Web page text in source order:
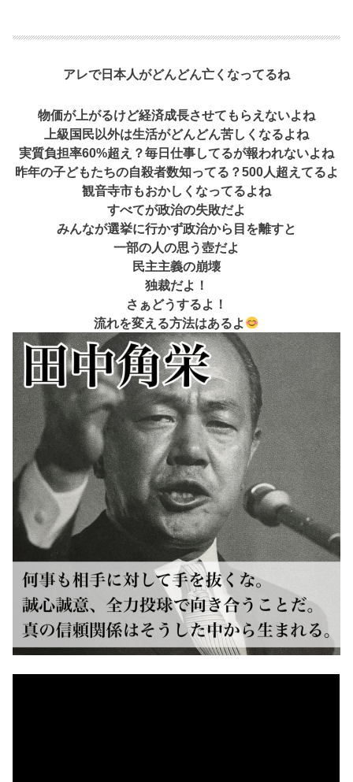
アレで日本人がどんどん亡くなってるね
物価が上がるけど経済成長させてもらえないよね
上級国民以外は生活がどんどん苦しくなるよね
実質負担率60%超え？毎日仕事してるが報われないよね
昨年の子どもたちの自殺者数知ってる？500人超えてるよ
観音寺市もおかしくなってるよね
すべてが政治の失敗だよ
みんなが選挙に行かず政治から目を離すと
一部の人の思う壺だよ
民主主義の崩壊
独裁だよ！
さぁどうするよ！
流れを変える方法はあるよ